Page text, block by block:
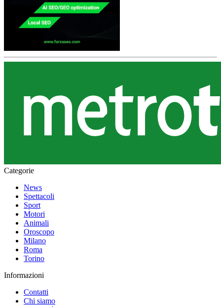
Categorie
News
Spettacoli
Sport
Motori
Animali
Oroscopo
Milano
Roma
Torino
Informazioni
Contatti
Chi siamo